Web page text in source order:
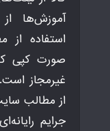
آموزش‌ها
استفاده
صورت کپی
غیرمجاز
از مطالب
جرایم